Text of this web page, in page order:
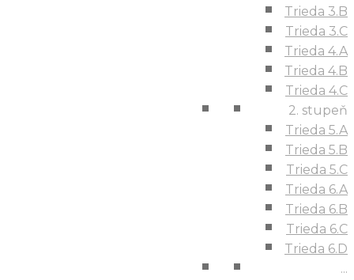
Trieda 3.B
Trieda 3.C
Trieda 4.A
Trieda 4.B
Trieda 4.C
2. stupeň
Trieda 5.A
Trieda 5.B
Trieda 5.C
Trieda 6.A
Trieda 6.B
Trieda 6.C
Trieda 6.D
...